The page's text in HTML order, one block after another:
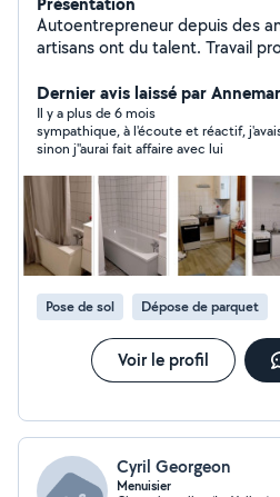
Autoentrepreneur depuis des
artisans ont du talent. Travail
engager des dépenses inutiles.
Dernier avis laissé par
Il y a plus de 6 mois
sympathique, à l'écoute et réactif,
sinon j''aurai fait affaire avec lui
Pose de sol Dépose de parquet
Voir le profil
Cyril Georgeon
Menuisier